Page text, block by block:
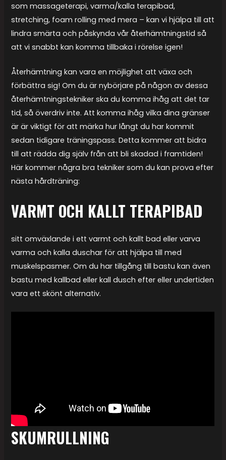
som massageterapi, varma/kalla terapibad,
stretching, foam rolling med mera – kan vi hjälpa till att
lindra smärta och påskynda vår återhämtningstid så
att vi snabbt kan komma tillbaka i rörelse igen!
Återhämtning kan vara en möjlighet att växa och
förbättra sig! Om du är nybörjare på någon av dessa
återhämtningstekniker ska du komma ihåg att det tar
tid, så överdriv inte. Att komma ihåg vilka dina gränser
är är viktigt för att märka hur långt du har kommit
sedan tidigare träningspass. Detta kommer att bidra
till att rädda dig själv från att bli skadad i framtiden!
Här kommer några bra tekniker som du kan prova efter
nästa hårdträning:
VARMT OCH KALLT TERAPIBAD
sitt omväxlande i ett varmt och kallt bad eller varva
varma och kalla duschar för att hjälpa till med
muskelspasmer. Om du har tillgång till bastu kan även
bastu med kallbad eller kall dusch efter eller undertiden
vara ett skönt alternativ.
SKUMRULLNING